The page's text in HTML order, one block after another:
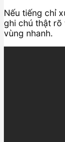
Nếu tiếng chỉ
ghi chú thật
vùng nhanh.